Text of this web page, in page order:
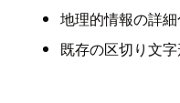
地理的情報の詳
既存の区切り文